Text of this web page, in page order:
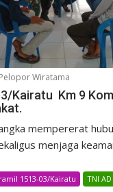
Pelopor Wiratama
Kairatu Km 9
mempererat
menjaga
1513-03/Kairatu TNI AD